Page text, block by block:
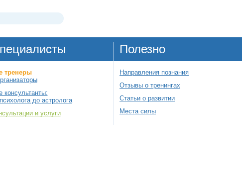
тренеры
консультанты:
до астролога
и услуги
Полезно
Направления познания
Отзывы о тренингах
Статьи о развитии
Места силы